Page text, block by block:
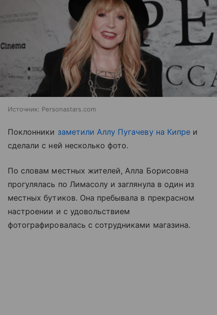
Источник: Personastars.com
Поклонники заметили Аллу Пугачеву на Кипре и
сделали с ней несколько фото.
По словам местных жителей, Алла Борисовна
прогулялась по Лимасолу и заглянула в один из
местных бутиков. Она пребывала в прекрасном
настроении и с удовольствием
фотографировалась с сотрудниками магазина.